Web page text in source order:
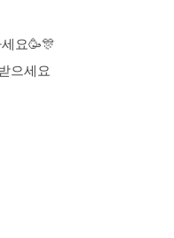
요🥳🎊
으세요